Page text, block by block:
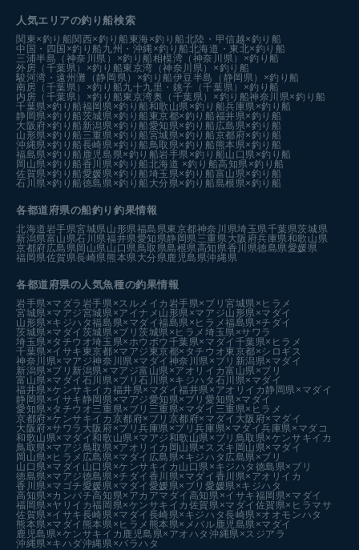
人気エリアの釣り船検索
関東×釣り船関西×釣り船 東海×釣り船北陸・甲信越×釣り船
中国・四国×釣り船 九州・沖縄×釣り船北海道・東北×釣り船
三浦半島（神奈川県）×釣り船相模湾（神奈川県）×釣り船
外房（千葉県）×釣り船東京湾（神奈川県）×釣り船
駿河湾・遠州灘（静岡県）×釣り船伊豆半島（静岡県）×釣り船
南房（千葉県）×釣り船九十九里・銚子（千葉県）×釣り船
内房（千葉県）×釣り船東京湾奥（千葉県）×釣り船神奈川県×釣り船
千葉県×釣り船福岡県×釣り船和歌山県×釣り船兵庫県×釣り船
静岡県×釣り船茨城県×釣り船 東京都×釣り船福井県×釣り船
大阪府×釣り船 新潟県×釣り船愛知県×釣り船 広島県×釣り船
山形県×釣り船 三重県×釣り船宮城県×釣り船京都府×釣り船
沖縄県×釣り船長崎県×釣り船 鳥取県×釣り船 熊本県×釣り船
福島県×釣り船 鹿児島県×釣り船岩手県×釣り船山口県×釣り船
岡山県×釣り船香川県×釣り船北海道 ×釣り船高知県×釣り船
佐賀県×釣り船愛媛県×釣り船埼玉県×釣り船富山県×釣り船
石川県×釣り船徳島県×釣り船 大分県×釣り船島根県×釣り船
各都道府県の船釣り釣果情報
北海道 岩手県宮城県 山形県福島県東京都神奈川県埼玉県千葉県茨城県
新潟県富山県石川県福井県愛知県静岡県 三重県 大阪府兵庫県和歌山県
京都府広島県岡山県 山口県 鳥取県島根県高知県香川県徳島県愛媛県
福岡県佐賀県長崎県 熊本県 大分県 鹿児島県沖縄県
各都道府県の人気魚種の釣果情報
岩手県×マダラ 岩手県×スルメイカ 岩手県×ブリ宮城県×ヒラメ
宮城県×マアジ宮城県×アイナメ 山形県×マアジ山形県×マダイ
山形県×キジハタ福島県×マダイ福島県×ヒラメ福島県×チダイ
茨城県×マダイ 茨城県×ブリ茨城県×ヒラメ埼玉県×サワラ
埼玉県×タチウオ埼玉県×ホウボウ 千葉県×マダイ 千葉県×ヒラメ
千葉県×イサキ 東京都×マアジ 東京都×タチウオ東京都×シロギス
神奈川県×マアジ神奈川県×マダイ 神奈川県×ブリ 新潟県×マダイ
新潟県×ブリ 新潟県×マアジ富山県×アオリイカ富山県×ブリ
富山県×マダイ 石川県×ブリ石川県×キジハタ 石川県×マダイ
福井県×ケンサキイカ 福井県×マダイ福井県×アオリイカ静岡県×マダイ
静岡県×イサキ静岡県×マアジ愛知県×ブリ愛知県×マダイ
愛知県×タチウオ三重県×ブリ 三重県×マダイ 三重県×ヒラメ
京都府×ケンサキイカ 京都府×ブリ 京都府×マダイ 大阪府×マダイ
大阪府×サワラ 大阪府×ブリ兵庫県×ブリ兵庫県×マダイ兵庫県×マダコ
和歌山県×マダイ和歌山県×マアジ和歌山県×ブリ 鳥取県×ケンサキイカ
鳥取県×マアジ 鳥取県×アオリイカ 岡山県×スズキ 岡山県×マダイ
岡山県×ヒラメ 広島県×マダイ 広島県×キジハタ 広島県×ブリ
山口県×マダイ 山口県×ケンサキイカ 山口県×キジハタ 徳島県×ブリ
徳島県×マアジ徳島県×チダイ 香川県×マダイ 香川県×アオリイカ
香川県×マゴチ愛媛県×マダイ 愛媛県×ブリ愛媛県×キジハタ
高知県×カンパチ高知県×アカアマダイ 高知県×イサキ福岡県×マダイ
福岡県×ヤリイカ福岡県×ケンサキイカ 佐賀県×マダイ 佐賀県×ヒラマサ
佐賀県×イサキ長崎県×マダイ 長崎県×キジハタ長崎県×オオモンハタ
熊本県×マダイ 熊本県×ヒラメ 熊本県×メバル 鹿児島県×マダイ
鹿児島県×ケンサキイカ 鹿児島県×アオハタ沖縄県×スジアラ
沖縄県×キハダ沖縄県×バラハタ